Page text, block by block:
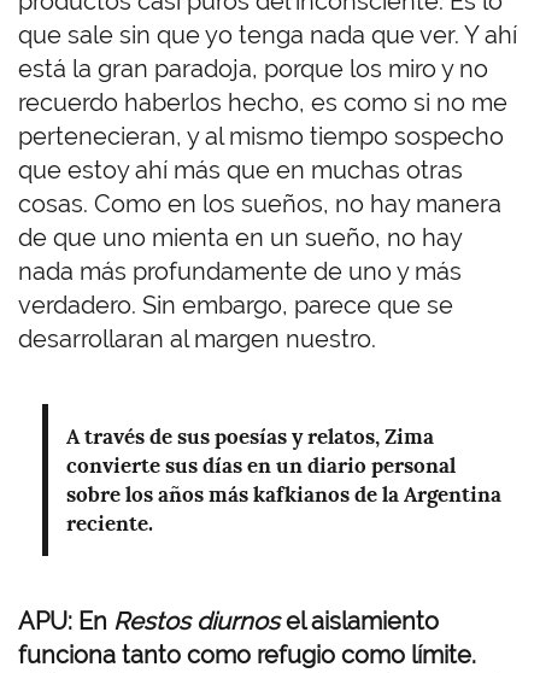
que sale sin que yo tenga nada que ver. Y ahí
está la gran paradoja, porque los miro y no
recuerdo haberlos hecho, es como si no me
pertenecieran, y al mismo tiempo sospecho
que estoy ahí más que en muchas otras
cosas. Como en los sueños, no hay manera
de que uno mienta en un sueño, no hay
nada más profundamente de uno y más
verdadero. Sin embargo, parece que se
desarrollaran al margen nuestro.
A través de sus poesías y relatos, Zima
convierte sus días en un diario personal
sobre los años más kafkianos de la Argentina
reciente.
APU: En Restos diurnosel aislamiento
funciona tanto como refugio como límite.